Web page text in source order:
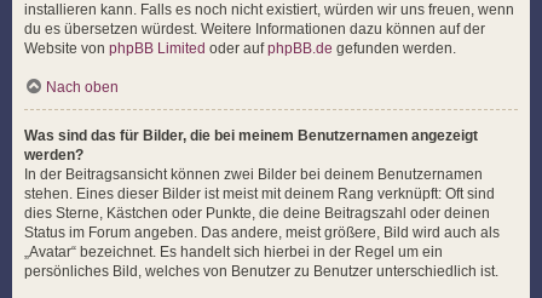
installieren kann. Falls es noch nicht existiert, würden wir uns freuen, wenn
du es übersetzen würdest. Weitere Informationen dazu können auf der
Website von phpBB Limited oder aufphpBB.de gefunden werden.
Nach oben
Was sind das für Bilder, die bei meinem Benutzernamen angezeigt
werden?
In der Beitragsansicht können zwei Bilder bei deinem Benutzernamen
stehen. Eines dieser Bilder ist meist mit deinem Rang verknüpft: Oft sind
dies Sterne, Kästchen oder Punkte, die deine Beitragszahl oder deinen
Status im Forum angeben. Das andere, meist größere, Bild wird auch als
„Avatar“ bezeichnet. Es handelt sich hierbei in der Regel um ein
persönliches Bild, welches von Benutzer zu Benutzer unterschiedlich ist.